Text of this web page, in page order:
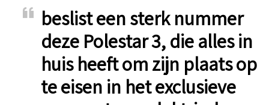
beslist een sterk nummer
deze Polestar 3, die alles in
huis heeft om zijn plaats op
te eisen in het exclusieve